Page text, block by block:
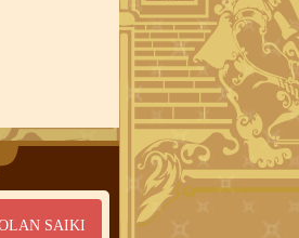
SAIKI